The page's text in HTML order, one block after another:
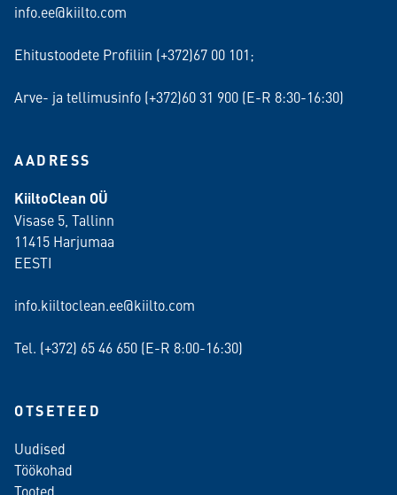
info.ee@kiilto.com
Ehitustoodete Profiliin (+372)67 00 101;
Arve- ja tellimusinfo (+372)60 31 900 (E-R 8:30-16:30)
AADRESS
KiiltoClean OÜ
Visase 5, Tallinn
11415 Harjumaa
EESTI
info.kiiltoclean.ee@kiilto.com
Tel. (+372) 65 46 650 (E-R 8:00-16:30)
OTSETEED
Uudised
Töökohad
Tooted